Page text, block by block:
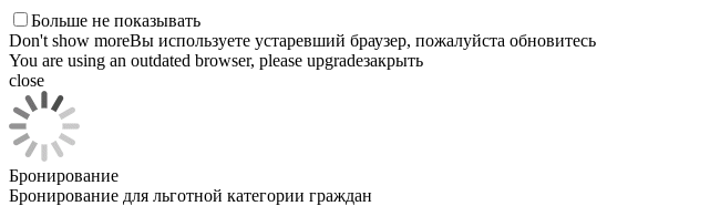
Больше не показывать
Don't show moreВы используете устаревший браузер, пожалуйста обновитесь
You are using an outdated browser, please upgradeзакрыть
close
Бронирование
Бронирование для льготной категории граждан